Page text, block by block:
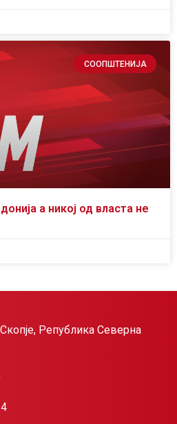
СООПШТЕНИЈА
а никој од власта не
Република Северна